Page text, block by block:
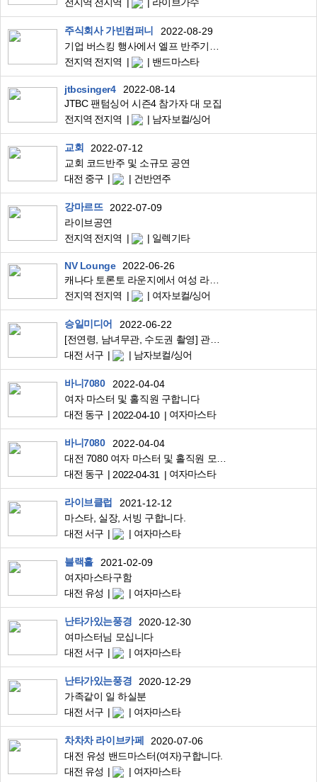
주식회사 가빈컴퍼니
2022-08-29
전지역 전지역
밴드마스타
jtbcsinger4
2022-08-14
JTBC 팬텀싱어 시즌4 참가자 대 모집
전지역 전지역
남자보컬/싱어
교회
2022-07-12
교회 코드반주 및 소규모 공연
대전 중구
건반연주
강마르뜨
2022-07-09
라이브공연
전지역 전지역
일렉기타
NV Lounge
2022-06-26
캐나다 토론토 라운지에서 여성 라이브 보컬 구합니다
전지역 전지역
여자보컬/싱어
승일미디어
2022-06-22
[전연령, 남녀무관, 수도권 촬영] 관공서 유튜브 채널에 업로드 예정인 '이벤트 MV'에 출연 및 노래해주실 보컬 분들 찾습니다
대전 서구
남자보컬/싱어
바니7080
2022-04-04
여자 마스터 및 홀직원 구합니다
대전 동구
2022-04-10 여자마스타
바니7080
2022-04-04
대전 동구
2022-04-31 여자마스타
라이브클럽
2021-12-12
마스타, 실장, 서빙 구합니다.
대전 서구
여자마스타
블랙홀
2021-02-09
여자마스타구함
대전 유성
여자마스타
난타가있는풍경
2020-12-30
여마스터님 모십니다
대전 서구
여자마스타
난타가있는풍경
2020-12-29
가족같이 일 하실분
대전 서구
여자마스타
차차차 라이브카페
2020-07-06
대전 유성 밴드마스터(여자)구합니다.
대전 유성
여자마스타